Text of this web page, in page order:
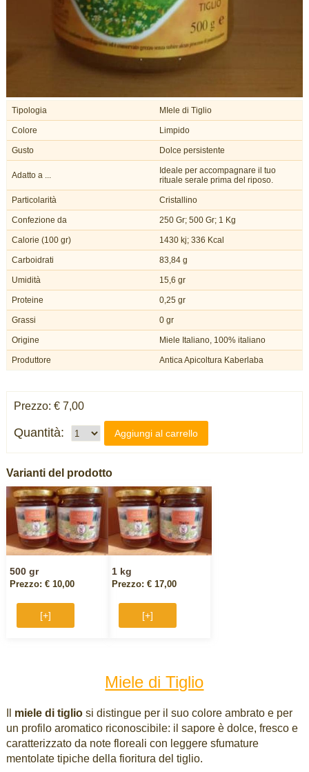
Tipologia MIele di Tiglio
Colore Limpido
Gusto Dolce persistente
Adatto a ...
Ideale per accompagnare il tuo
rituale serale prima del riposo.
Particolarità Cristallino
Confezione da 250 Gr; 500 Gr; 1 Kg
Calorie (100 gr) 1430 kj; 336 Kcal
Carboidrati 83,84 g
Umidità 15,6 gr
Proteine 0,25 gr
Grassi 0 gr
Origine Miele Italiano, 100% italiano
Produttore Antica Apicoltura Kaberlaba
Prezzo: € 7,00
Quantità: Aggiungi al carrello
Varianti del prodotto
500 gr
Prezzo: € 10,00
[+]
1 kg
Prezzo: € 17,00
[+]
Miele di Tiglio
miele di tigliosi distingue per il suo colore ambrato e per
un profilo aromatico riconoscibile: il sapore è dolce, fresco e
caratterizzato da note floreali con leggere sfumature
mentolate tipiche della fioritura del tiglio.